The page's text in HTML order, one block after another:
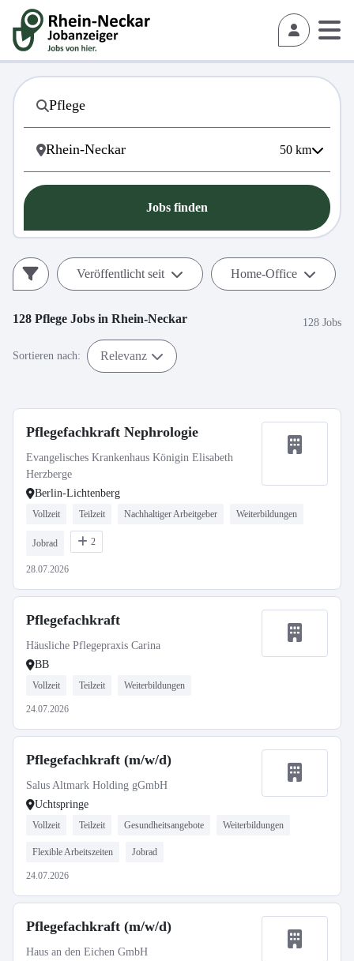
50 km
Jobs finden
Veröffentlicht seit Home-Office
128 Pflege Jobs in Rhein-Neckar 128 Jobs
Sortieren nach: Relevanz
Pflegefachkraft Nephrologie
Evangelisches Krankenhaus Königin Elisabeth
Herzberge
Berlin-Lichtenberg
Vollzeit Teilzeit Nachhaltiger Arbeitgeber Weiterbildungen
Jobrad 2
28.07.2026
Pflegefachkraft
Häusliche Pflegepraxis Carina
BB
Vollzeit Teilzeit Weiterbildungen
24.07.2026
Pflegefachkraft (m/w/d)
Salus Altmark Holding gGmbH
Uchtspringe
Vollzeit Teilzeit Gesundheitsangebote Weiterbildungen
Flexible Arbeitszeiten Jobrad
24.07.2026
Pflegefachkraft (m/w/d)
Haus an den Eichen GmbH